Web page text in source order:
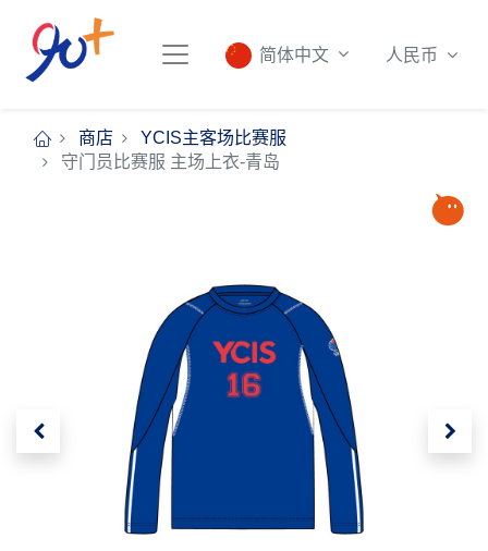
简体中文 人民币
商店
YCIS主客场比赛服
守门员比赛服 主场上衣-青岛